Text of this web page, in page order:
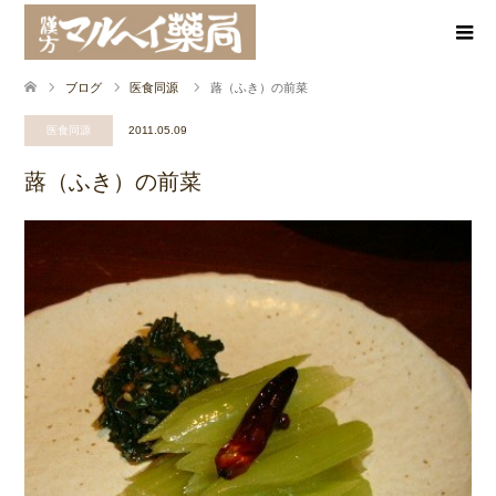
ブログ 医食同源 蕗（ふき）の前菜
医食同源 2011.05.09
蕗（ふき）の前菜